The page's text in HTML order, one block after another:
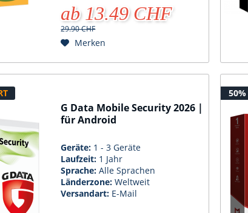
ab 13.49 CHF
29.90 CHF
Merken
G Data Mobile Security 2026 |
für Android
Geräte: 1 - 3 Geräte
Laufzeit: 1 Jahr
Sprache:Alle Sprachen
Länderzone:Weltweit
Versandart: E-Mail
50%